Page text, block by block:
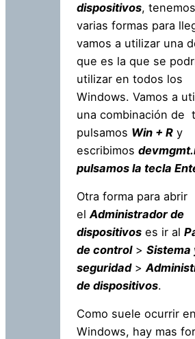
dispositivos, tenemos
varias formas para
vamos a utilizar una
que es la que se
utilizar en todos los
Windows. Vamos a
una combinación de
pulsamos Win + R y
escribimos
pulsamos la tecla
Otra forma para abrir
elAdministrador de
dispositivos es ir al
de control> Sistema
seguridad>
de dispositivos.
Como suele ocurrir en
Windows, hay mas